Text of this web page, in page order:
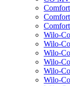
Wilo-
Wilo-
Wilo-
Wilo-
Wilo-
Wilo-